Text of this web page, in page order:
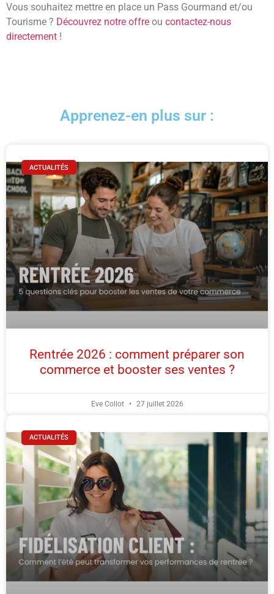
Vous souhaitez mettre en place un Pass Gourmand et/ou
Tourisme ? Découvrez notre offre ou contactez-nous
directement !
Apprenez-en plus sur :
ACTUALITÉS
Rentrée 2026 : comment préparer son
commerce et booster ses ventes ?
Eve Collot 27 juillet 2026
ACTUALITÉS